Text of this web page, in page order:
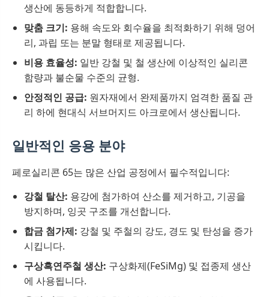
생산에 동등하게 적합합니다.
맞춤 크기: 용해 속도와 회수율을 최적화하기 위해 덩어
리, 과립 또는 분말 형태로 제공됩니다.
비용 효율성: 일반 강철 및 철 생산에 이상적인 실리콘
함량과 불순물 수준의 균형.
안정적인 공급: 원자재에서 완제품까지 엄격한 품질 관
리 하에 현대식 서브머지드 아크로에서 생산됩니다.
일반적인 응용 분야
페로실리콘 65는 많은 산업 공정에서 필수적입니다:
강철 탈산: 용강에 첨가하여 산소를 제거하고, 기공을
방지하며, 잉곳 구조를 개선합니다.
합금 첨가제: 강철 및 주철의 강도, 경도 및 탄성을 증가
시킵니다.
구상흑연주철 생산: 구상화제(FeSiMg) 및 접종제 생산
에 사용됩니다.